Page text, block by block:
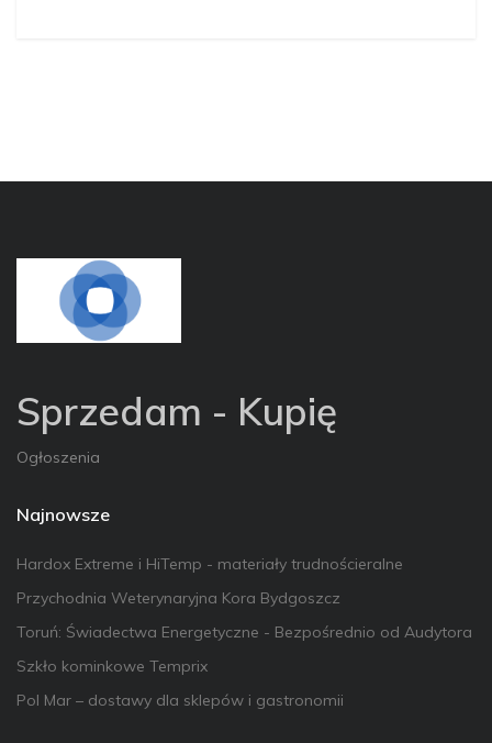
Sprzedam - Kupię
Ogłoszenia
Najnowsze
Hardox Extreme i HiTemp - materiały trudnościeralne
Przychodnia Weterynaryjna Kora Bydgoszcz
Toruń: Świadectwa Energetyczne - Bezpośrednio od Audytora
Szkło kominkowe Temprix
Pol Mar – dostawy dla sklepów i gastronomii